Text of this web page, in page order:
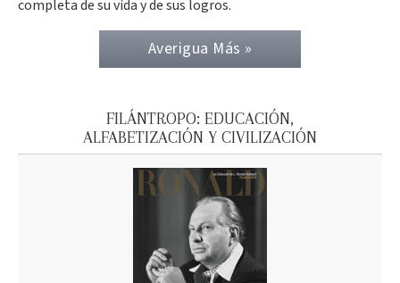
completa de su vida y de sus logros.
Averigua Más »
FILÁNTROPO: EDUCACIÓN,
ALFABETIZACIÓN Y CIVILIZACIÓN